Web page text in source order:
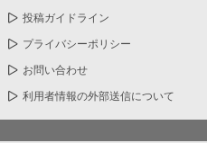
投稿ガイドライン
プライバシーポリシー
お問い合わせ
利用者情報の外部送信について